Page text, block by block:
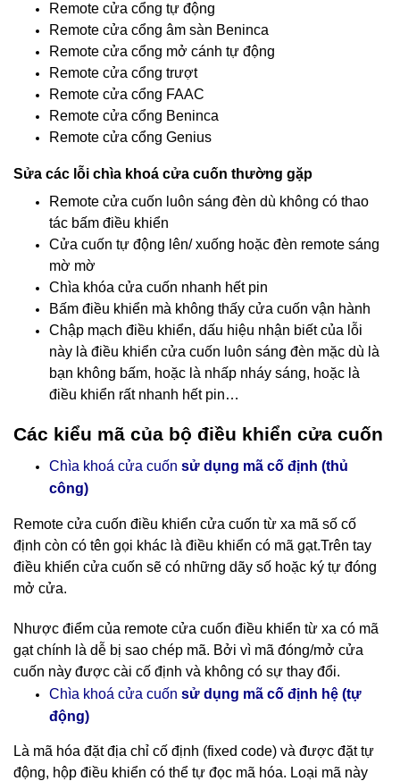
Remote cửa cổng tự động
Remote cửa cổng âm sàn Beninca
Remote cửa cổng mở cánh tự động
Remote cửa cổng trượt
Remote cửa cổng FAAC
Remote cửa cổng Beninca
Remote cửa cổng Genius
Sửa các lỗi chìa khoá cửa cuốn thường gặp
Remote cửa cuốn luôn sáng đèn dù không có thao
tác bấm điều khiển
Cửa cuốn tự động lên/ xuống hoặc đèn remote sáng
mờ mờ
Chìa khóa cửa cuốn nhanh hết pin
Bấm điều khiển mà không thấy cửa cuốn vận hành
Chập mạch điều khiển, dấu hiệu nhận biết của lỗi
này là điều khiển cửa cuốn luôn sáng đèn mặc dù là
bạn không bấm, hoặc là nhấp nháy sáng, hoặc là
điều khiển rất nhanh hết pin…
Các kiểu mã của bộ điều khiển cửa cuốn
Chìa khoá cửa cuốn sử dụng mã cố định (thủ
công)
Remote cửa cuốn điều khiển cửa cuốn từ xa mã số cố
định còn có tên gọi khác là điều khiển có mã gạt.Trên tay
điều khiển cửa cuốn sẽ có những dãy số hoặc ký tự đóng
mở cửa.
Nhược điểm của remote cửa cuốn điều khiển từ xa có mã
gạt chính là dễ bị sao chép mã. Bởi vì mã đóng/mở cửa
cuốn này được cài cố định và không có sự thay đổi.
Chìa khoá cửa cuốn sử dụng mã cố định hệ (tự
động)
Là mã hóa đặt địa chỉ cố định (fixed code) và được đặt tự
động, hộp điều khiển có thể tự đọc mã hóa. Loại mã này